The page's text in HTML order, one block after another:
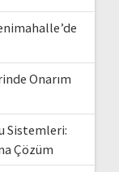
Onarım
Sistemleri:
Çözüm